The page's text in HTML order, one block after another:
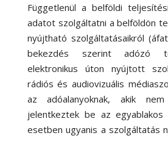
Függetlenül a belföldi
adatot szolgáltatni a belföldön
nyújtható szolgáltatásaikról
bekezdés szerint adózó
elektronikus úton nyújtott
rádiós és audiovizuális
az adóalanyoknak, akik nem
jelentkeztek be az egyablakos
esetben ugyanis a szolgáltatás